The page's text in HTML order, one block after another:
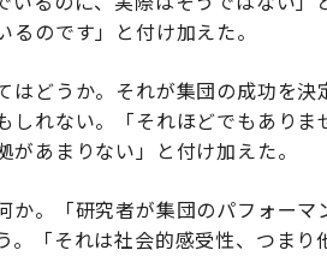
るのです」と付け加えた。
はどうか。それが集団の成功を
しれない。「それほどでもあり
があまりない」と付け加えた。
か。「研究者が集団のパフォー
。「それは社会的感受性、つま